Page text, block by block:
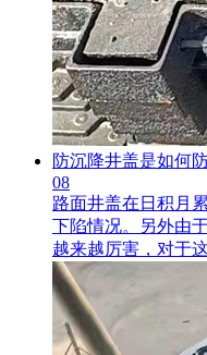
防沉降井盖是如何
08
路面井盖在日积月
下陷情况。另外由
越来越厉害，对于